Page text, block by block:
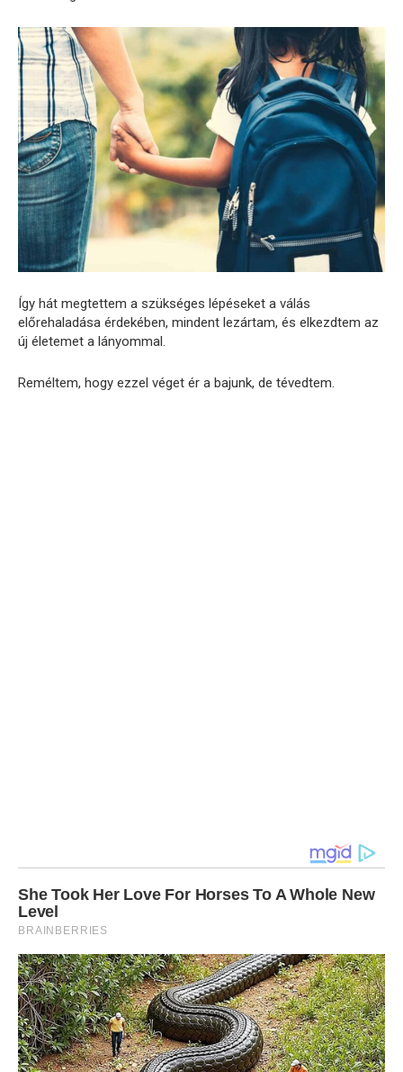
Így hát megtettem a szükséges lépéseket a válás
előrehaladása érdekében, mindent lezártam, és elkezdtem az
új életemet a lányommal.
Reméltem, hogy ezzel véget ér a bajunk, de tévedtem.